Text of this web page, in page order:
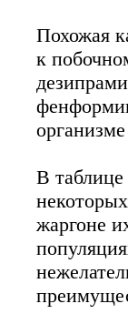
Похожая
к
В
жаргоне